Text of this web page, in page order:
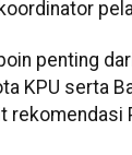
penting
KPU serta
rekomendasi